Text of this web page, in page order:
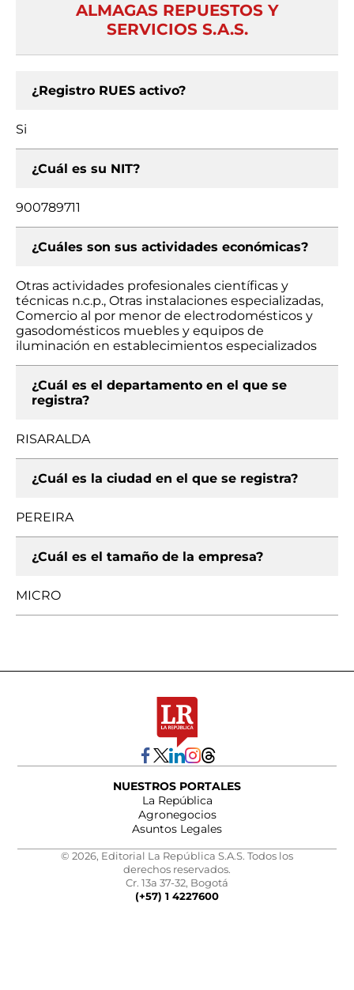
ALMAGAS REPUESTOS Y
SERVICIOS S.A.S.
¿Registro RUES activo?
Si
¿Cuál es su NIT?
900789711
¿Cuáles son sus actividades económicas?
Otras actividades profesionales científicas y
técnicas n.c.p., Otras instalaciones especializadas,
Comercio al por menor de electrodomésticos y
gasodomésticos muebles y equipos de
iluminación en establecimientos especializados
¿Cuál es el departamento en el que se
registra?
RISARALDA
¿Cuál es la ciudad en el que se registra?
PEREIRA
¿Cuál es el tamaño de la empresa?
MICRO
NUESTROS PORTALES
La República
Agronegocios
Asuntos Legales
© 2026, Editorial La República S.A.S. Todos los
derechos reservados.
Cr. 13a 37-32, Bogotá
(+57) 1 4227600